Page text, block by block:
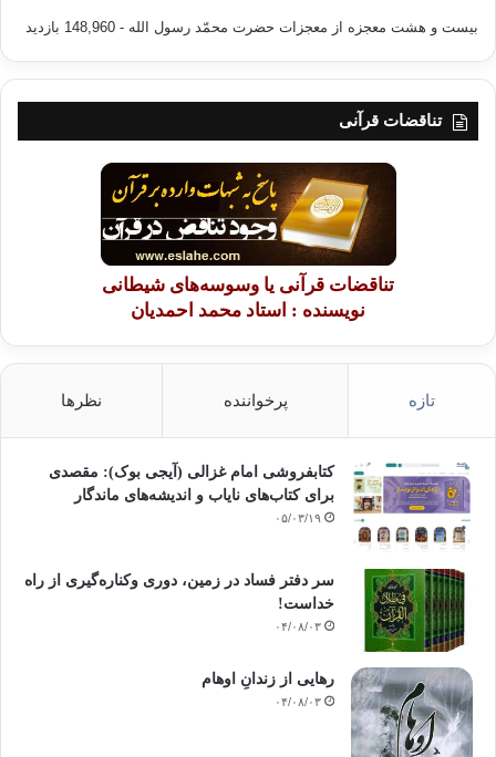
بیست و هشت معجزه از معجزات حضرت محمّد رسول الله - 148,960 بازدید
تناقضات قرآنی
تناقضات قرآنی یا وسوسه‌های شیطانی
نویسنده : استاد محمد احمدیان
تازه پرخواننده نظرها
کتابفروشی امام غزالی (آیجی بوک): مقصدی
برای کتاب‌های نایاب و اندیشه‌های ماندگار
۰۵/۰۳/۱۹
سر دفتر فساد در زمین‌، دوری وکناره‌گیری از راه
خداست‌!
۰۴/۰۸/۰۳
رهایی از زندانِ اوهام
۰۴/۰۸/۰۳